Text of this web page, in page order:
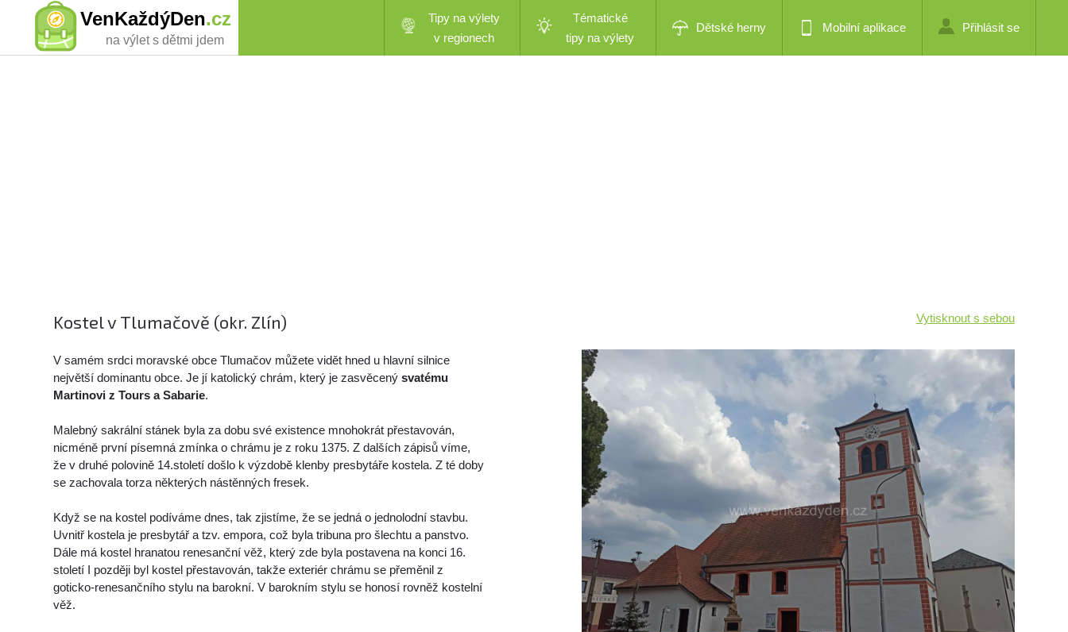
VenKaždýDen.cz
na výlet s dětmi jdem
Tipy na výlety
v regionech
Tématické
tipy na výlety
Dětské herny Mobilní aplikace Přihlásit se
Kostel v Tlumačově (okr. Zlín) Vytisknout s sebou
V samém srdci moravské obce Tlumačov můžete vidět hned u hlavní silnice
největší dominantu obce. Je jí katolický chrám, který je zasvěcenýsvatému
Martinovi z Tours a Sabarie.
Malebný sakrální stánek byla za dobu své existence mnohokrát přestavován,
nicméně první písemná zmínka o chrámu je z roku 1375. Z dalších zápisů víme,
že v druhé polovině 14.století došlo k výzdobě klenby presbytáře kostela. Z té doby
se zachovala torza některých nástěnných fresek.
Když se na kostel podíváme dnes, tak zjistíme, že se jedná o jednolodní stavbu.
Uvnitř kostela je presbytář a tzv. empora, což byla tribuna pro šlechtu a panstvo.
Dále má kostel hranatou renesanční věž, který zde byla postavena na konci 16.
století I později byl kostel přestavován, takže exteriér chrámu se přeměnil z
goticko-renesančního stylu na barokní. V barokním stylu se honosí rovněž kostelní
věž.